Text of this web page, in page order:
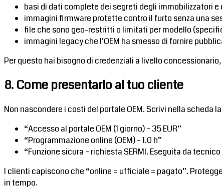
basi di dati complete dei segreti degli immobilizzatori
immagini firmware protette contro il furto senza una
file che sono geo-restritti o limitati per modello
immagini legacy che l'OEM ha smesso di fornire
Per questo hai bisogno di credenziali a livello
8. Come presentarlo al tuo cliente
Non nascondere i costi del portale OEM. Scrivi nella scheda
“Accesso al portale OEM (1 giorno) – 35 EUR”
“Programmazione online (OEM) – 1.0 h”
“Funzione sicura – richiesta SERMI. Eseguita da
I clienti capiscono che “online = ufficiale = pagato”.
in tempo.